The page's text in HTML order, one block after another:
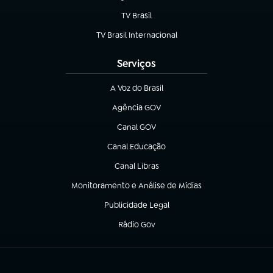
TV Brasil
(abre em nova aba)
TV Brasil Internacional
(abre em nova aba)
Serviços
A Voz do Brasil
(abre em nova aba)
Agência GOV
(abre em nova aba)
Canal GOV
(abre em nova aba)
Canal Educação
(abre em nova aba)
Canal Libras
(abre em nova aba)
Monitoramento e Análise de Mídias
(abre em nova aba)
Publicidade Legal
(abre em nova aba)
Rádio Gov
(abre em nova aba)